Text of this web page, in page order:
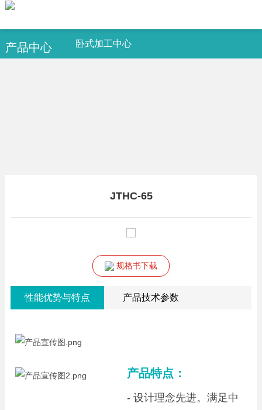
产品中心 卧式加工中心
JTHC-65
规格书下载
性能优势与特点 产品技术参数
产品特点：
- 设计理念先进。满足中